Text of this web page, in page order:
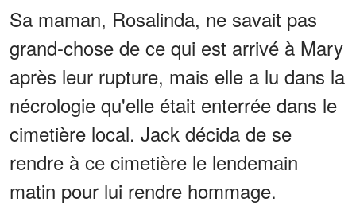
Sa maman, Rosalinda, ne savait pas
grand-chose de ce qui est arrivé à Mary
après leur rupture, mais elle a lu dans la
nécrologie qu'elle était enterrée dans le
cimetière local. Jack décida de se
rendre à ce cimetière le lendemain
matin pour lui rendre hommage.